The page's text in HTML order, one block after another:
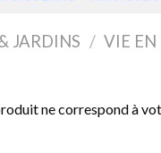
JARDINS / VIE EN
ne correspond à